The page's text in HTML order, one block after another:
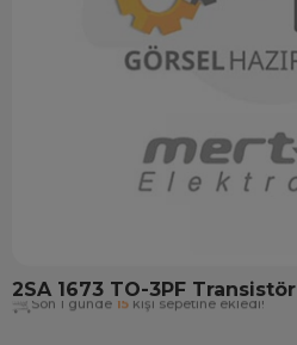
2SA 1673 TO-3PF Transistör
Son 1 günde 15 kişi sepetine ekledi!